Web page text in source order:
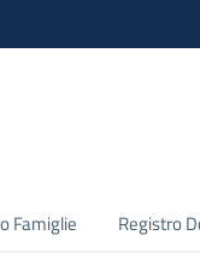
Famiglie Registro